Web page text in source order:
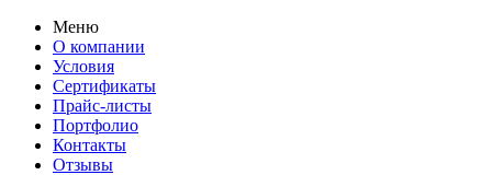
Меню
О компании
Условия
Сертификаты
Прайс-листы
Портфолио
Контакты
Отзывы